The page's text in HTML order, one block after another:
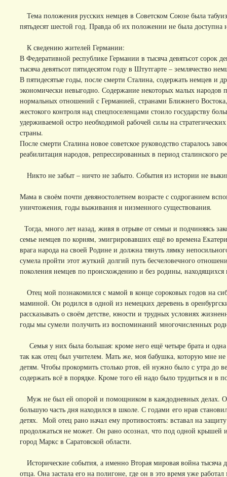
Тема положения русских немцев в Советском Союзе была
пятьдесят шестой год. Правда об их положении не была
К сведению жителей Германии:
В Федеративной республике Германии в тысяча девятьсот сорок
тысяча девятьсот пятидесятом году в Штутгарте – землячество
В пятидесятые годы, после смерти Сталина, содержать немцев и
экономически невыгодно. Содержание некоторых малых
нормальных отношений с Германией, странами Ближнего
жестокого контроля над спецпоселенцами стоило государству
удерживаемой остро необходимой рабочей силы на
страны.
После смерти Сталина новое советское руководство старалось
реабилитация народов, репрессированных в период сталинского
Никто не забыт – ничто не забыто. События из истории не
Мама в своём почти девяностолетнем возрасте с содроганием
уничтожения, годы выживания и низменного существования.
Тогда, много лет назад, живя в отрыве от семьи и подчиняясь
семье немцев по корням, эмигрировавших ещё во времена
врага народа на своей Родине и должна тянуть лямку
сумела пройти этот жуткий долгий путь бесчеловечного
поколения немцев по происхождению и без родины,
Отец мой познакомился с мамой в конце сороковых годов на
маминой. Он родился в одной из немецких деревень в
рассказывать о своём детстве, юности и трудных условиях
годы мы сумели получить из воспоминаний многочисленных
Семья у них была большая: кроме него ещё четыре брата и одна
так как отец был учителем. Мать же, моя бабушка, которую мне
детям. Чтобы прокормить столько ртов, ей нужно было с утра до
содержать всё в порядке. Кроме того ей надо было трудиться и в
Муж не был ей опорой и помощником в каждодневных делах.
большую часть дня находился в школе. С годами его нрав
детях. Мой отец рано начал ему противостоять: вставал на
продолжаться не может. Он рано осознал, что под одной крышей
город Маркс в Саратовской области.
Исторические события, а именно Вторая мировая война тысяча
отца. Она застала его на полигоне, где он в это время уже